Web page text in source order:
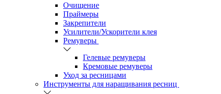
Очищение
Праймеры
Закрепители
Усилители/Ускорители клея
Ремуверы
Гелевые ремуверы
Кремовые ремуверы
Уход за ресницами
Инструменты для наращивания ресниц